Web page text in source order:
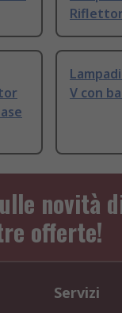
V con
novità
offerte!
Servizi